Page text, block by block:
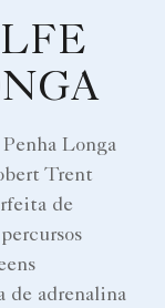
Longa
Trent
de
de adrenalina